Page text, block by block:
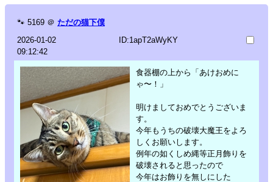
🐾 5169 ＠ ただの猫下僕
2026-01-02
09:12:42
ID:1apT2aWyKY
食器棚の上から「あけおめに
ゃ〜！」
明けましておめでとうございま
す。
今年もうちの破壊大魔王をよろ
しくお願いします。
例年の如くしめ縄等正月飾りを
破壊されると思ったので
今年はお飾りを無しにした